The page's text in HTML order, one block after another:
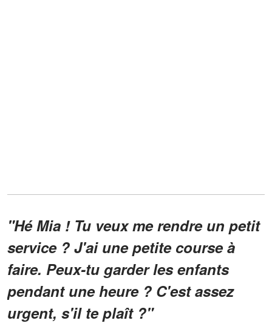
"Hé Mia ! Tu veux me rendre un petit
service ? J'ai une petite course à
faire. Peux-tu garder les enfants
pendant une heure ? C'est assez
urgent, s'il te plaît ?"